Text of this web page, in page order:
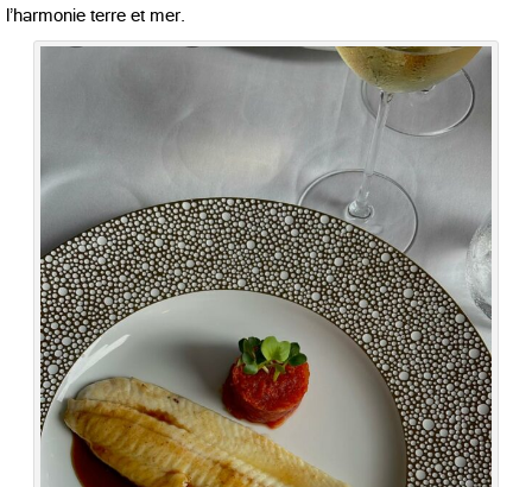
l’harmonie terre et mer.